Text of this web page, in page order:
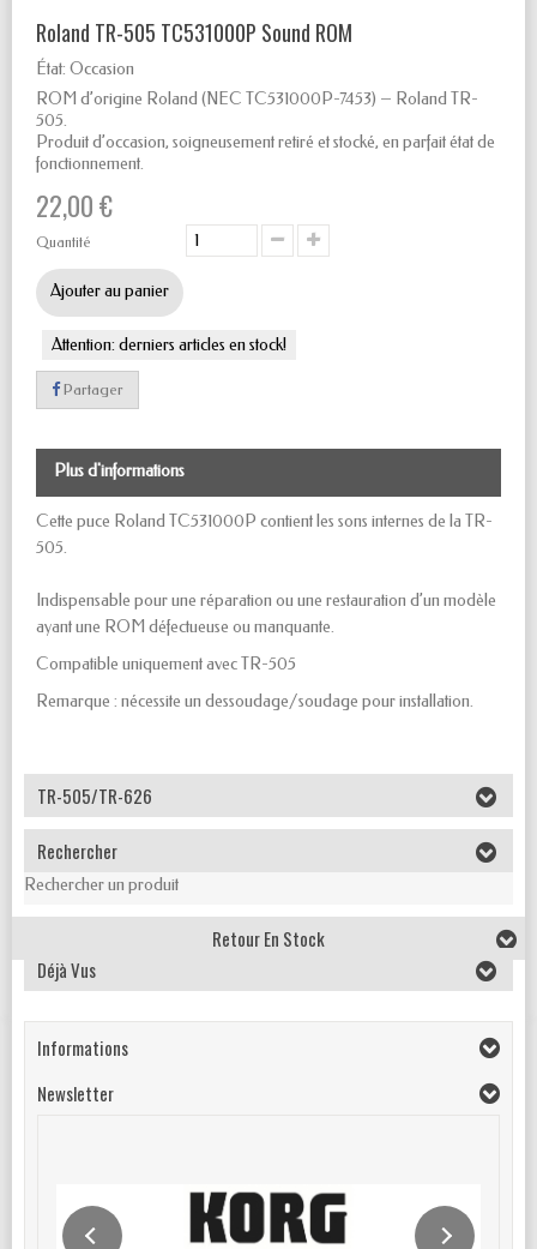
Roland TR-505 TC531000P Sound ROM
État: Occasion
ROM d’origine Roland (NEC TC531000P-7453) – Roland TR-
505.
Produit d’occasion, soigneusement retiré et stocké, en parfait état de
fonctionnement.
22,00 €
Quantité
Ajouter au panier
Attention: derniers articles en stock!
Partager
Plus d'informations
Cette puce Roland TC531000P contient les sons internes de la TR-
505.
Indispensable pour une réparation ou une restauration d’un modèle
ayant une ROM défectueuse ou manquante.
Compatible uniquement avec TR-505
Remarque : nécessite un dessoudage/soudage pour installation.
TR-505/TR-626
Rechercher
Rechercher un produit
Retour En Stock
Déjà Vus
Informations
Newsletter